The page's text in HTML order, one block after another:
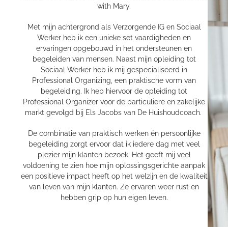
with Mary.
Met mijn achtergrond als Verzorgende IG en Sociaal
Werker heb ik een unieke set vaardigheden en
ervaringen opgebouwd in het ondersteunen en
begeleiden van mensen. Naast mijn opleiding tot
Sociaal Werker heb ik mij gespecialiseerd in
Professional Organizing, een praktische vorm van
begeleiding. Ik heb hiervoor de opleiding tot
Professional Organizer voor de particuliere en zakelijke
markt gevolgd bij Els Jacobs van De Huishoudcoach.
De combinatie van praktisch werken én persoonlijke
begeleiding zorgt ervoor dat ik iedere dag met veel
plezier mijn klanten bezoek. Het geeft mij veel
voldoening te zien hoe mijn oplossingsgerichte aanpak
een positieve impact heeft op het welzijn en de kwaliteit
van leven van mijn klanten. Ze ervaren weer rust en
hebben grip op hun eigen leven.